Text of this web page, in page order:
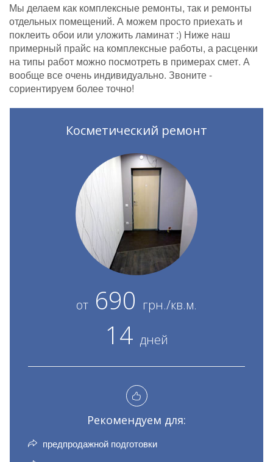
Мы делаем как комплексные ремонты, так и ремонты
отдельных помещений. А можем просто приехать и
поклеить обои или уложить ламинат :) Ниже наш
примерный прайс на комплексные работы, а расценки
на типы работ можно посмотреть в примерах смет. А
вообще все очень индивидуально. Звоните -
сориентируем более точно!
Косметический ремонт
от 690 грн./кв.м.
14 дней
Рекомендуем для:
предпродажной подготовки